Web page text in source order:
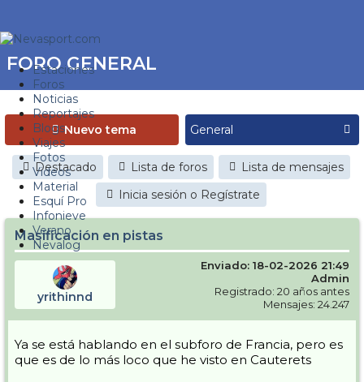
Estaciones
Foros
Noticias
Reportajes
Blogs
Viajes
Fotos
Videos
Material
Esquí Pro
Infonieve
Verano
Nevalog
FORO GENERAL
Nuevo tema
Destacado Lista de foros
Lista de mensajes
Inicia sesión o Regístrate
Masificación en pistas
yrithinnd
Enviado: 18-02-2026 21:49
Admin
Registrado: 20 años antes
Mensajes: 24.247
Ya se está hablando en el subforo de Francia, pero es
que es de lo más loco que he visto en Cauterets